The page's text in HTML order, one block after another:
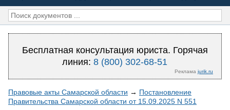
Бесплатная консультация юриста. Горячая
линия:8 (800) 302-68-51
Реклама jurik.ru
Правовые акты Самарской области → Постановление
Правительства Самарской области от 15.09.2025 N 551